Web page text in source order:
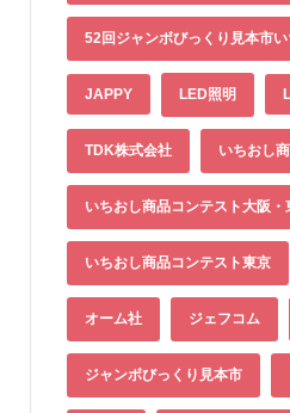
52回ジャンボびっくり見本市
JAPPY LED照明
TDK株式会社 いちおし
いちおし商品コンテスト大阪・
いちおし商品コンテスト東京
オーム社 ジェフコム
ジャンボびっくり見本市